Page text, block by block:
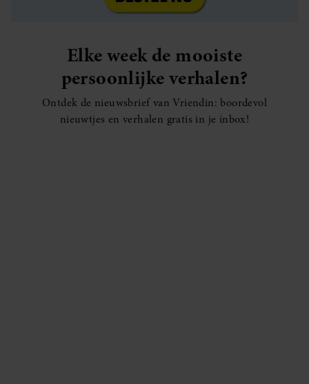
Elke week de mooiste
persoonlijke verhalen?
Ontdek de nieuwsbrief van Vriendin: boordevol
nieuwtjes en verhalen gratis in je inbox!